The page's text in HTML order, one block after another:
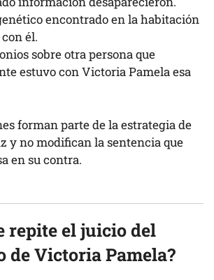
encontrado en la habitación
él.
sobre otra persona que
estuvo con Victoria Pamela esa
forman parte de la estrategia de
y no modifican la sentencia que
en su contra.
repite el juicio del
Victoria Pamela?